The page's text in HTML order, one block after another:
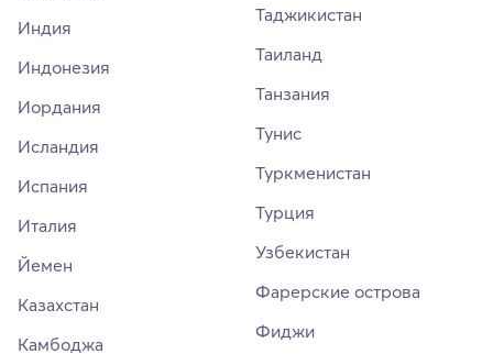
Индия
Индонезия
Иордания
Исландия
Испания
Италия
Йемен
Казахстан
Камбоджа
Таджикистан
Таиланд
Танзания
Тунис
Туркменистан
Турция
Узбекистан
Фарерские острова
Фиджи